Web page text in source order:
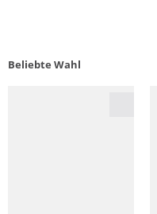
Beliebte Wahl